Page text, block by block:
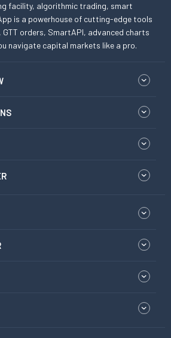
facility, algorithmic trading, smart
is a powerhouse of cutting-edge tools
orders, SmartAPI, advanced charts
navigate capital markets like a pro.